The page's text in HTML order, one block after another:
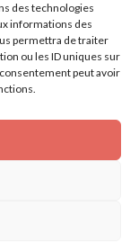
des technologies
informations des
permettra de traiter
ou les ID uniques sur
peut avoir